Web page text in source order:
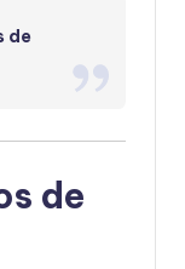
de
de